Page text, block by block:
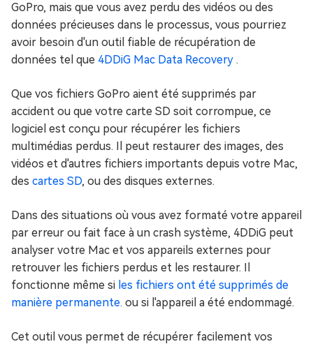
GoPro, mais que vous avez perdu des vidéos ou des
données précieuses dans le processus, vous pourriez
avoir besoin d'un outil fiable de récupération de
données tel que 4DDiG Mac Data Recovery .
Que vos fichiers GoPro aient été supprimés par
accident ou que votre carte SD soit corrompue, ce
logiciel est conçu pour récupérer les fichiers
multimédias perdus. Il peut restaurer des images, des
vidéos et d'autres fichiers importants depuis votre Mac,
des cartes SD, ou des disques externes.
Dans des situations où vous avez formaté votre appareil
par erreur ou fait face à un crash système, 4DDiG peut
analyser votre Mac et vos appareils externes pour
retrouver les fichiers perdus et les restaurer. Il
fonctionne même si les fichiers ont été supprimés de
manière permanente. ou si l'appareil a été endommagé.
Cet outil vous permet de récupérer facilement vos